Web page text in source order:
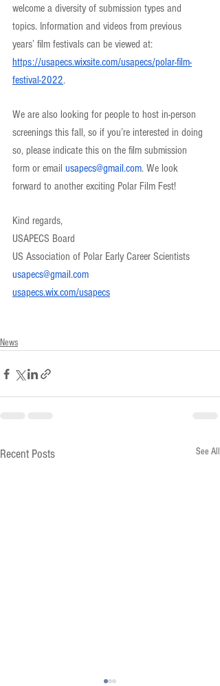
welcome a diversity of submission types and
topics. Information and videos from previous
years’ film festivals can be viewed at:
https://usapecs.wixsite.com/usapecs/polar-film-
festival-2022.
We are also looking for people to host in-person
screenings this fall, so if you’re interested in doing
so, please indicate this on the film submission
form or email usapecs@gmail.com. We look
forward to another exciting Polar Film Fest!
Kind regards,
USAPECS Board
US Association of Polar Early Career Scientists
usapecs@gmail.com
usapecs.wix.com/usapecs
News
Recent Posts See All